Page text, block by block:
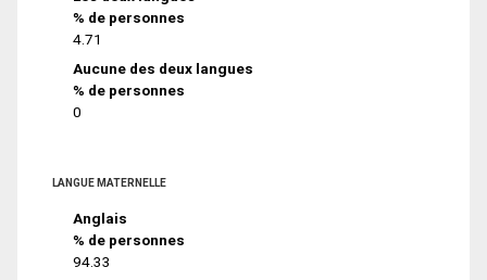
% de personnes
4.71
Aucune des deux langues
% de personnes
0
LANGUE MATERNELLE
Anglais
% de personnes
94.33